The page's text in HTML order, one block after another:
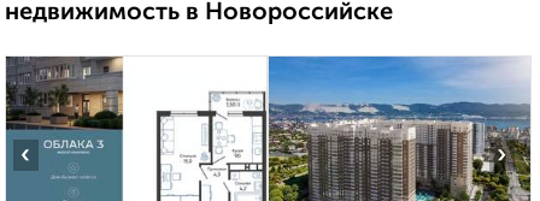
недвижимость в Новороссийске
‹ ›